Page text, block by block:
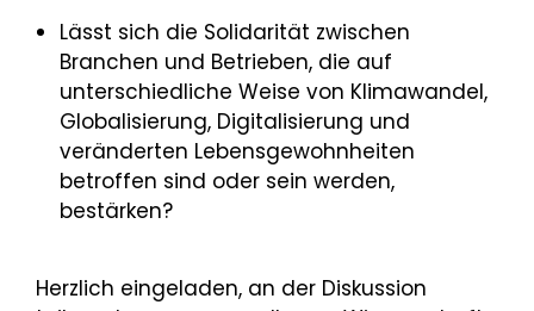
Lässt sich die Solidarität zwischen
Branchen und Betrieben, die auf
unterschiedliche Weise von Klimawandel,
Globalisierung, Digitalisierung und
veränderten Lebensgewohnheiten
betroffen sind oder sein werden,
bestärken?
Herzlich eingeladen, an der Diskussion